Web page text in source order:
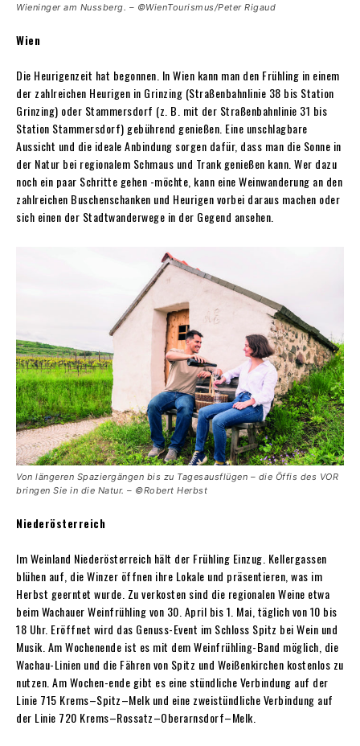
Wieninger am Nussberg. – ©WienTourismus/Peter Rigaud
Wien
Die Heurigenzeit hat begonnen. In Wien kann man den Frühling in einem
der zahlreichen Heurigen in Grinzing (Straßenbahnlinie 38 bis Station
Grinzing) oder Stammersdorf (z. B. mit der Straßenbahnlinie 31 bis
Station Stammersdorf) gebührend genießen. Eine unschlagbare
Aussicht und die ideale Anbindung sorgen dafür, dass man die Sonne in
der Natur bei regionalem Schmaus und Trank genießen kann. Wer dazu
noch ein paar Schritte gehen -möchte, kann eine Weinwanderung an den
zahlreichen Buschenschanken und Heurigen vorbei daraus machen oder
sich einen der Stadtwanderwege in der Gegend ansehen.
Von längeren Spaziergängen bis zu Tagesausflügen – die Öffis des VOR
bringen Sie in die Natur. – ©Robert Herbst
Niederösterreich
Im Weinland Niederösterreich hält der Frühling Einzug. Kellergassen
blühen auf, die Winzer öffnen ihre Lokale und präsentieren, was im
Herbst geerntet wurde. Zu verkosten sind die regionalen Weine etwa
beim Wachauer Weinfrühling von 30. April bis 1. Mai, täglich von 10 bis
18 Uhr. Eröffnet wird das Genuss-Event im Schloss Spitz bei Wein und
Musik. Am Wochenende ist es mit dem Weinfrühling-Band möglich, die
Wachau-Linien und die Fähren von Spitz und Weißenkirchen kostenlos zu
nutzen. Am Wochen-ende gibt es eine stündliche Verbindung auf der
Linie 715 Krems–Spitz–Melk und eine zweistündliche Verbindung auf
der Linie 720 Krems–Rossatz–Oberarnsdorf–Melk.